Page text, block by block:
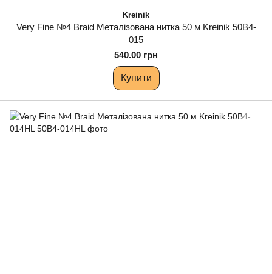
Kreinik
Very Fine №4 Braid Металізована нитка 50 м Kreinik 50B4-
015
540.00 грн
Купити